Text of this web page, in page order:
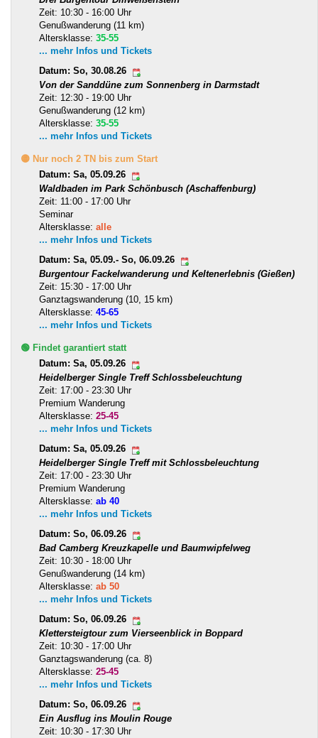
Zeit: 10:30 - 16:00 Uhr
Genußwanderung (11 km)
Altersklasse: 35-55
... mehr Infos und Tickets
Datum: So, 30.08.26
Von der Sanddüne zum Sonnenberg in Darmstadt
Zeit: 12:30 - 19:00 Uhr
Genußwanderung (12 km)
Altersklasse: 35-55
... mehr Infos und Tickets
🟡 Nur noch 2 TN bis zum Start
Datum: Sa, 05.09.26
Waldbaden im Park Schönbusch (Aschaffenburg)
Zeit: 11:00 - 17:00 Uhr
Seminar
Altersklasse: alle
... mehr Infos und Tickets
Datum: Sa, 05.09.- So, 06.09.26
Burgentour Fackelwanderung und Keltenerlebnis (Gießen)
Zeit: 15:30 - 17:00 Uhr
Ganztagswanderung (10, 15 km)
Altersklasse: 45-65
... mehr Infos und Tickets
🟢 Findet garantiert statt
Datum: Sa, 05.09.26
Heidelberger Single Treff Schlossbeleuchtung
Zeit: 17:00 - 23:30 Uhr
Premium Wanderung
Altersklasse: 25-45
... mehr Infos und Tickets
Datum: Sa, 05.09.26
Heidelberger Single Treff mit Schlossbeleuchtung
Zeit: 17:00 - 23:30 Uhr
Premium Wanderung
Altersklasse: ab 40
... mehr Infos und Tickets
Datum: So, 06.09.26
Bad Camberg Kreuzkapelle und Baumwipfelweg
Zeit: 10:30 - 18:00 Uhr
Genußwanderung (14 km)
Altersklasse: ab 50
... mehr Infos und Tickets
Datum: So, 06.09.26
Klettersteigtour zum Vierseenblick in Boppard
Zeit: 10:30 - 17:00 Uhr
Ganztagswanderung (ca. 8)
Altersklasse: 25-45
... mehr Infos und Tickets
Datum: So, 06.09.26
Ein Ausflug ins Moulin Rouge
Zeit: 10:30 - 17:30 Uhr